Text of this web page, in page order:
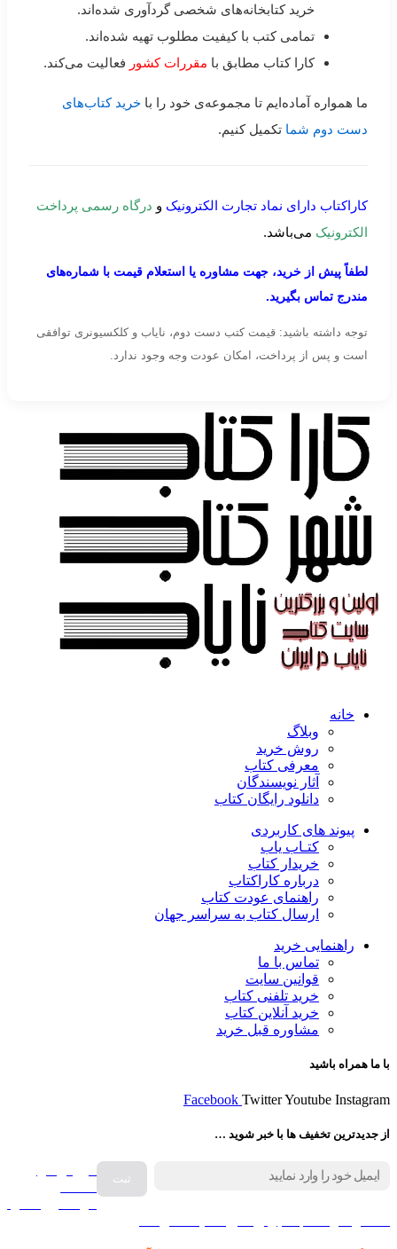
خرید کتابخانه‌های شخصی گردآوری شده‌اند.
تمامی کتب با کیفیت مطلوب تهیه شده‌اند.
کارا کتاب مطابق با مقررات کشور فعالیت می‌کند.
ما همواره آماده‌ایم تا مجموعه‌ی خود را با خرید کتاب‌های
دست دوم شما تکمیل کنیم.
کاراکتاب دارای نماد تجارت الکترونیک و درگاه رسمی پرداخت
الکترونیک می‌باشد.
لطفاً پیش از خرید، جهت مشاوره یا استعلام قیمت با شماره‌های
مندرج تماس بگیرید.
توجه داشته باشید: قیمت کتب دست دوم، نایاب و کلکسیونری توافقی
است و پس از پرداخت، امکان عودت وجه وجود ندارد.
خانه
وبلاگ
روش خرید
معرفی کتاب
آثار نویسندگان
دانلود رایگان کتاب
پیوند های کاربردی
کتـاب یاب
خریدار کتاب
درباره کاراکتاب
راهنمای عودت کتاب
ارسال کتاب به سراسر جهان
راهنمایی خرید
تماس با ما
قوانین سایت
خرید تلفنی کتاب
خرید آنلاین کتاب
مشاوره قبل خرید
با ما همراه باشید
Facebook TwitterYoutube Instagram
از جدیدترین تخفیف ها با خبر شوید …
فروش انواع